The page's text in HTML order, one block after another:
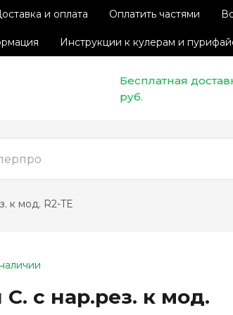
и оплата Оплатить частями
Инструкции к кулерам и
Бесплатная
руб.
к мод. R2-TE
С. с нар.рез. к мод.